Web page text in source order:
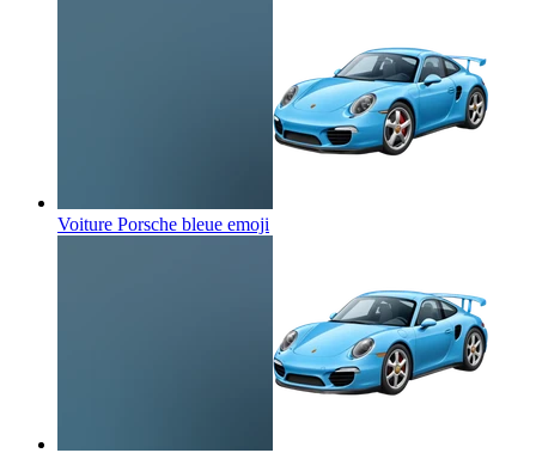
Voiture Porsche bleue emoji